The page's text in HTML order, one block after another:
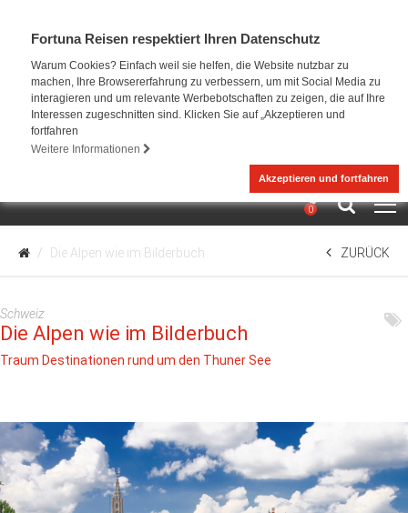
Fortuna Reisen respektiert Ihren Datenschutz
Warum Cookies? Einfach weil sie helfen, die Website nutzbar zu
machen, Ihre Browsererfahrung zu verbessern, um mit Social Media zu
interagieren und um relevante Werbebotschaften zu zeigen, die auf Ihre
Interessen zugeschnitten sind. Klicken Sie auf „Akzeptieren und
fortfahren
Weitere Informationen
Akzeptieren und fortfahren
0
Die Alpen wie im Bilderbuch ZURÜCK
Schweiz
Die Alpen wie im Bilderbuch
Traum Destinationen rund um den Thuner See